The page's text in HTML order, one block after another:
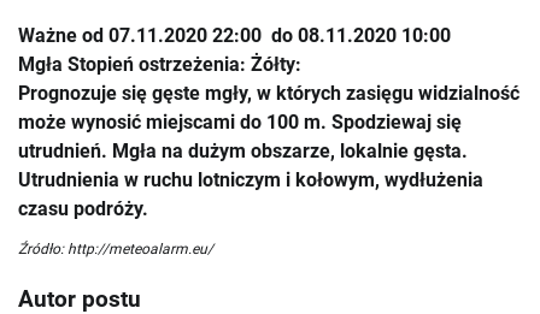
Ważne od 07.11.2020 22:00 do 08.11.2020 10:00
Mgła Stopień ostrzeżenia: Żółty:
Prognozuje się gęste mgły, w których zasięgu widzialność
może wynosić miejscami do 100 m. Spodziewaj się
utrudnień. Mgła na dużym obszarze, lokalnie gęsta.
Utrudnienia w ruchu lotniczym i kołowym, wydłużenia
czasu podróży.
Źródło: http://meteoalarm.eu/
Autor postu